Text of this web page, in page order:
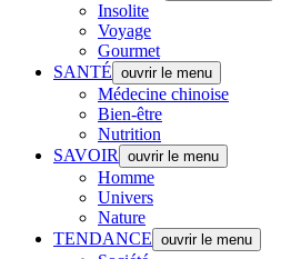
Insolite
Voyage
Gourmet
SANTÉ ouvrir le menu
Médecine chinoise
Bien-être
Nutrition
SAVOIR
ouvrir le menu
Homme
Univers
Nature
TENDANCE ouvrir le menu